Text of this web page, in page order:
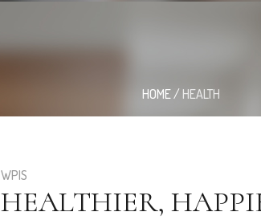
HOME/ HEALTH
WPIS
HEALTHIER,